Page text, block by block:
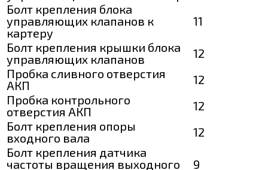
Болт крепления блока
управляющих клапанов к
картеру
11
Болт крепления крышки блока
управляющих клапанов
12
Пробка сливного отверстия
АКП
12
Пробка контрольного
отверстия АКП
12
Болт крепления опоры
входного вала
12
Болт крепления датчика
частоты вращения выходного
9